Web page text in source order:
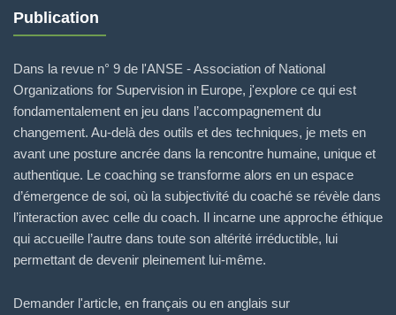
Publication
Dans la revue n° 9 de l'ANSE - Association of National
Organizations for Supervision in Europe, j'explore ce qui est
fondamentalement en jeu dans l’accompagnement du
changement. Au-delà des outils et des techniques, je mets en
avant une posture ancrée dans la rencontre humaine, unique et
authentique. Le coaching se transforme alors en un espace
d’émergence de soi, où la subjectivité du coaché se révèle dans
l’interaction avec celle du coach. Il incarne une approche éthique
qui accueille l’autre dans toute son altérité irréductible, lui
permettant de devenir pleinement lui-même.
Demander l'article, en français ou en anglais sur